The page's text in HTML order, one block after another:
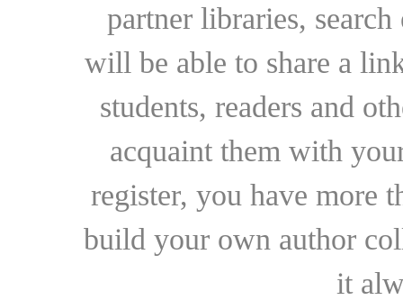
partner libraries,
will be able to share a
students, readers and
acquaint them with
register, you have more
build your own author
it